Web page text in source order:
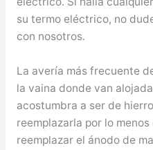
su termo eléctrico, no
con nosotros.
La avería más frecuente
la vaina donde van
acostumbra a ser de
reemplazarla por lo
reemplazar el ánodo de